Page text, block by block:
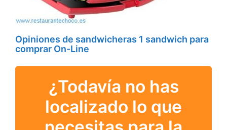
Opiniones de sandwicheras 1 sandwich para
comprar On-Line
¿Todavía no has
localizado lo que